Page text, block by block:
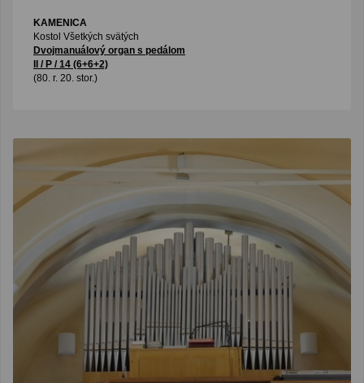
KAMENICA
Kostol Všetkých svätých
Dvojmanuálový organ s pedálom
II / P / 14 (6+6+2)
(80. r. 20. stor.)